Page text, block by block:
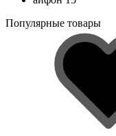
Популярные товары